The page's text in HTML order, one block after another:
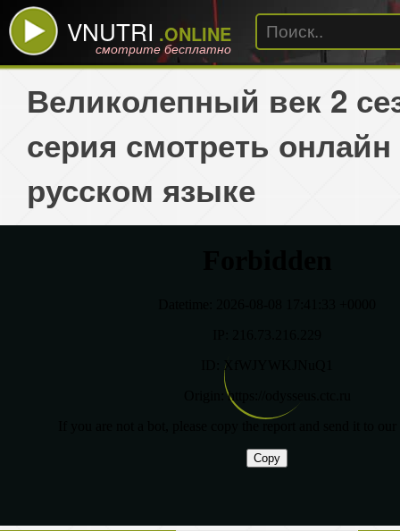
VNUTRI .ONLINE
смотрите бесплатно
Великолепный век 2
серия смотреть онлайн
русском языке